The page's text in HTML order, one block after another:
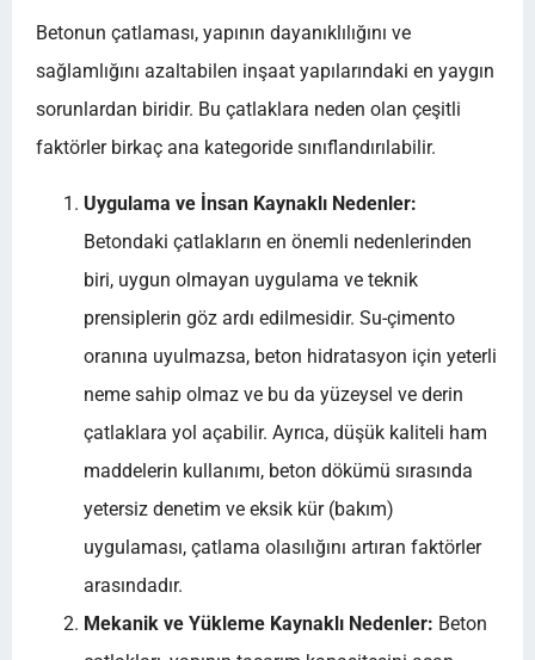
Betonun çatlaması, yapının dayanıklılığını ve
sağlamlığını azaltabilen inşaat yapılarındaki en yaygın
sorunlardan biridir. Bu çatlaklara neden olan çeşitli
faktörler birkaç ana kategoride sınıflandırılabilir.
Uygulama ve İnsan Kaynaklı Nedenler:
Betondaki çatlakların en önemli nedenlerinden
biri, uygun olmayan uygulama ve teknik
prensiplerin göz ardı edilmesidir. Su-çimento
oranına uyulmazsa, beton hidratasyon için yeterli
neme sahip olmaz ve bu da yüzeysel ve derin
çatlaklara yol açabilir. Ayrıca, düşük kaliteli ham
maddelerin kullanımı, beton dökümü sırasında
yetersiz denetim ve eksik kür (bakım)
uygulaması, çatlama olasılığını artıran faktörler
arasındadır.
Mekanik ve Yükleme Kaynaklı Nedenler: Beton